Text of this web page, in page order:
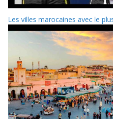
Les villes marocaines avec le